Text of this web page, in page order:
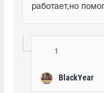
работает,но
1
BlackYear